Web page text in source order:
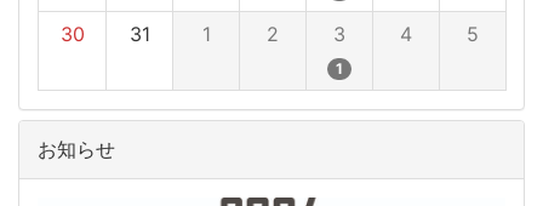
30 31 1 2 3
1
4 5
お知らせ